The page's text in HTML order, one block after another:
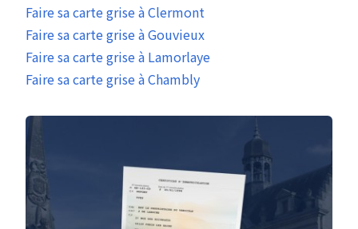
Faire sa carte grise à Clermont
Faire sa carte grise à Gouvieux
Faire sa carte grise à Lamorlaye
Faire sa carte grise à Chambly